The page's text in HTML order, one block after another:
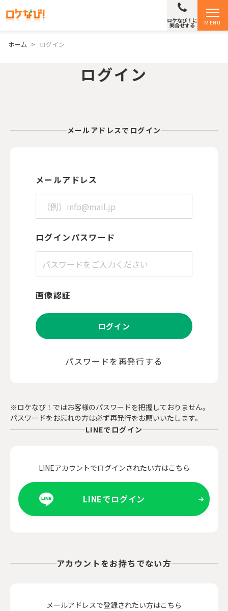
MENU
ロケなび！に
問合せする
ホーム > ログイン
ログイン
メールアドレスでログイン
メールアドレス
ログインパスワード
画像認証
ログイン
パスワードを再発行する
※ロケなび！ではお客様のパスワードを把握しておりません。
パスワードをお忘れの方は必ず再発行をお願いいたします。
LINEでログイン
LINEアカウントでログインされたい方はこちら
LINEでログイン
アカウントをお持ちでない方
メールアドレスで登録されたい方はこちら